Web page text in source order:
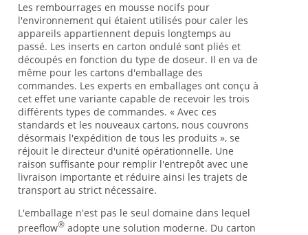
Les rembourrages en mousse nocifs pour
l'environnement qui étaient utilisés pour caler les
appareils appartiennent depuis longtemps au
passé. Les inserts en carton ondulé sont pliés et
découpés en fonction du type de doseur. Il en va de
même pour les cartons d'emballage des
commandes. Les experts en emballages ont conçu à
cet effet une variante capable de recevoir les trois
différents types de commandes. « Avec ces
standards et les nouveaux cartons, nous couvrons
désormais l'expédition de tous les produits », se
réjouit le directeur d'unité opérationnelle. Une
raison suffisante pour remplir l'entrepôt avec une
livraison importante et réduire ainsi les trajets de
transport au strict nécessaire.
L'emballage n'est pas le seul domaine dans lequel
preeflow® adopte une solution moderne. Du carton